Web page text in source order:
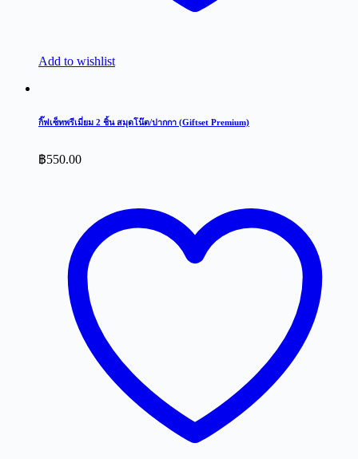
Add to wishlist
กิ๊ฟเซ็ทพรีเมี่ยม 2 ชิ้น สมุดโน๊ต/ปากกา (Giftset Premium)
฿550.00